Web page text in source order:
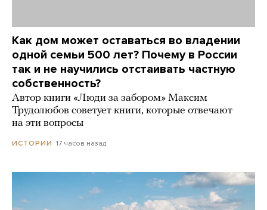
Как дом может оставаться во владении
одной семьи 500 лет? Почему в России
так и не научились отстаивать частную
собственность?
Автор книги «Люди за забором» Максим
Трудолюбов советует книги, которые отвечают
на эти вопросы
ИСТОРИИ 17 часов назад